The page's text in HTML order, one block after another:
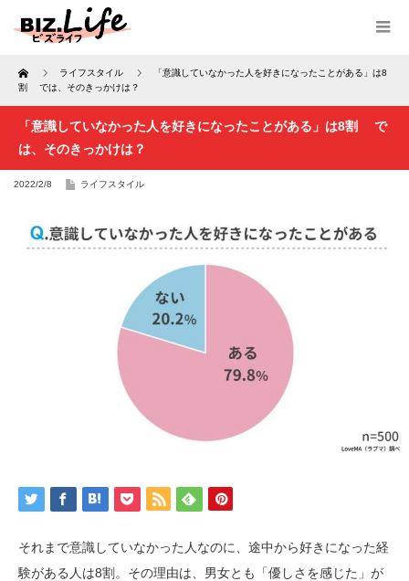
Home ライフスタイル
「意識していなかった人を好きになったことがある」は8
割 では、そのきっかけは？
「意識していなかった人を好きになったことがある」は8割 で
は、そのきっかけは？
2022/2/8 ライフスタイル
それまで意識していなかった人なのに、途中から好きになった経
験がある人は8割。その理由は、男女とも「優しさを感じた」が